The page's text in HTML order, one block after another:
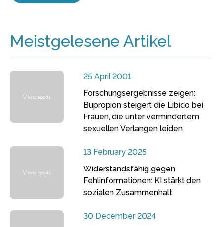
Meistgelesene Artikel
25 April 2001
Forschungsergebnisse zeigen:
Bupropion steigert die Libido bei
Frauen, die unter vermindertem
sexuellen Verlangen leiden
13 February 2025
Widerstandsfähig gegen
Fehlinformationen: KI stärkt den
sozialen Zusammenhalt
30 December 2024